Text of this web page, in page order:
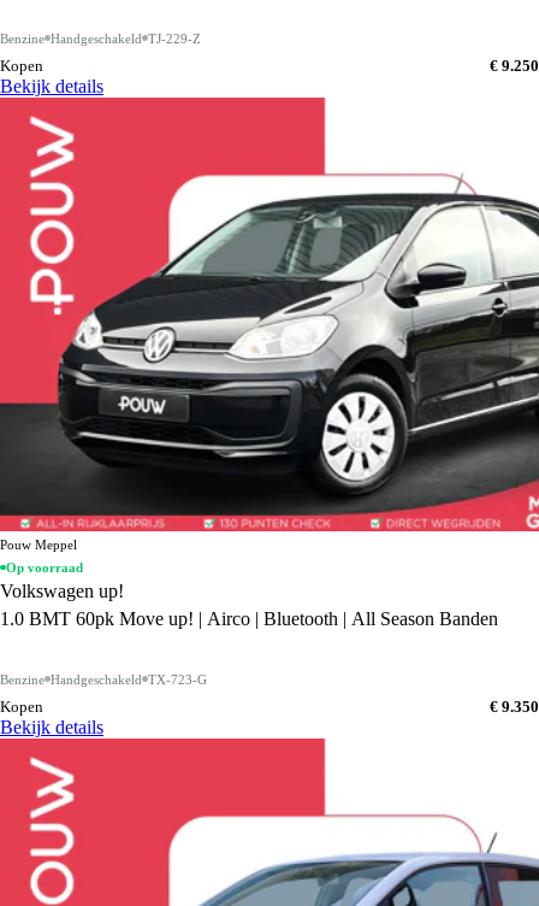
Benzine Handgeschakeld TJ-229-Z
Kopen € 9.250
Bekijk details
Pouw Meppel
Op voorraad
Volkswagen up!
1.0 BMT 60pk Move up! | Airco | Bluetooth | All Season Banden
Benzine Handgeschakeld TX-723-G
Kopen € 9.350
Bekijk details